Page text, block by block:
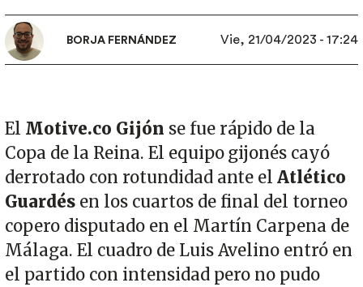
BORJA FERNÁNDEZ Vie, 21/04/2023 - 17:24
El Motive.co Gijón se fue rápido de la
Copa de la Reina. El equipo gijonés cayó
derrotado con rotundidad ante elAtlético
Guardésen los cuartos de final del torneo
copero disputado en el Martín Carpena de
Málaga. El cuadro de Luis Avelino entró en
el partido con intensidad pero no pudo